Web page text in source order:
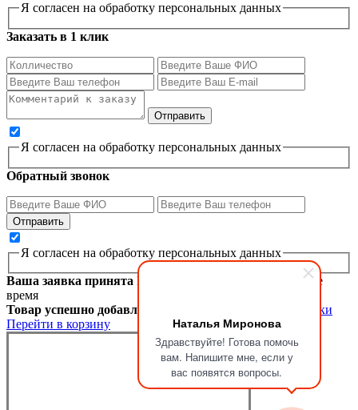
Наталья Миронова
Здравствуйте! Готова помочь
вам. Напишите мне, если у
вас появятся вопросы.
Я согласен на обработку персональных данных
Заказать в 1 клик
Я согласен на обработку персональных данных
Обратный звонок
Я согласен на обработку персональных данных
Ваша заявка принята Мы перезвоним вам в ближайшее
время
Товар успешно добавлен в корзину
Продолжить покупки
Перейти в корзину